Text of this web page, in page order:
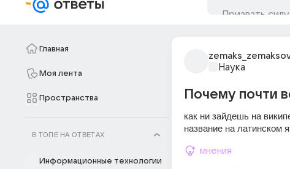
Главная
Моя лента
Пространства
В ТОПЕ НА ОТВЕТАХ
Информационные технологии
Наука
Почему почти
как ни зайдешь на
название на латинском
мнения